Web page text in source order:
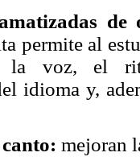
permite al
la voz, el
idioma y,
mejoran